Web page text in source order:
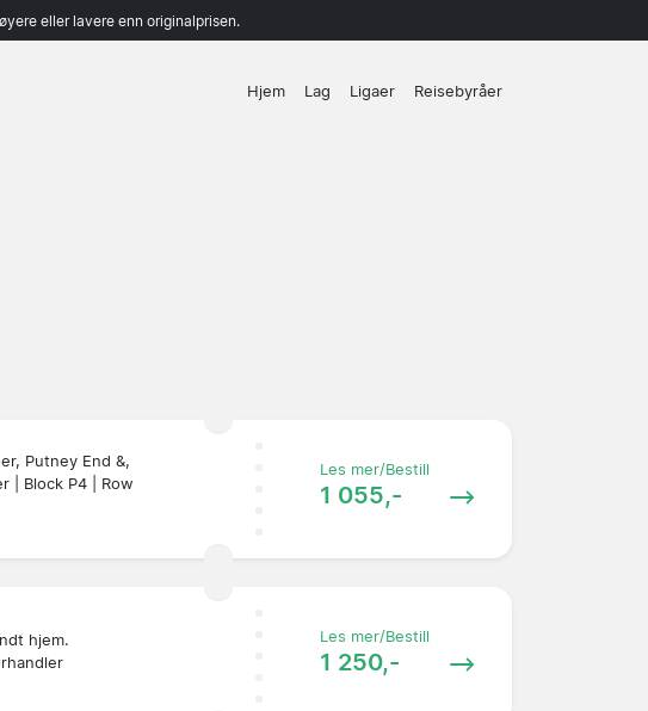
eller lavere enn originalprisen.
Hjem Lag Ligaer Reisebyråer
Putney End &,
| Block P4 | Row
Les mer/Bestill
1 055,-
hjem.
Les mer/Bestill
1 250,-